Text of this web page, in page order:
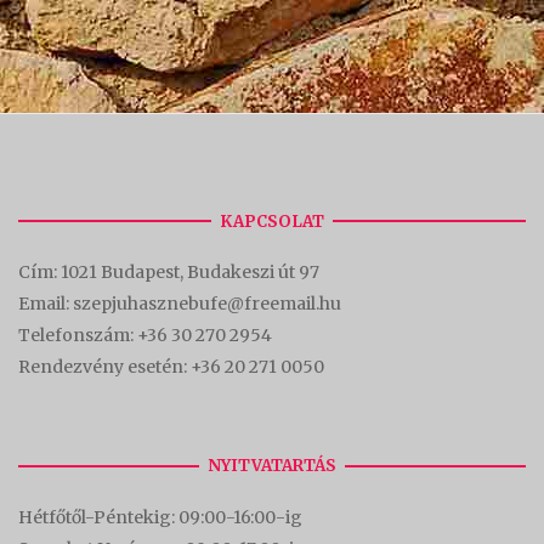
KAPCSOLAT
Cím: 1021 Budapest, Budakeszi út 97
Email: szepjuhasznebufe@freemail.hu
Telefonszám: +36 30 270 2954
Rendezvény esetén: +36 20 271 0050
NYITVATARTÁS
Hétfőtől-Péntekig: 09:00-16:00-ig